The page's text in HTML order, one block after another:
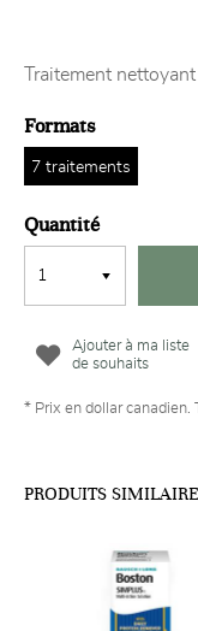
Traitement
Formats
7 traitements
Quantité
Ajouter à ma liste
de souhaits
* Prix en dollar canadien.
PRODUITS